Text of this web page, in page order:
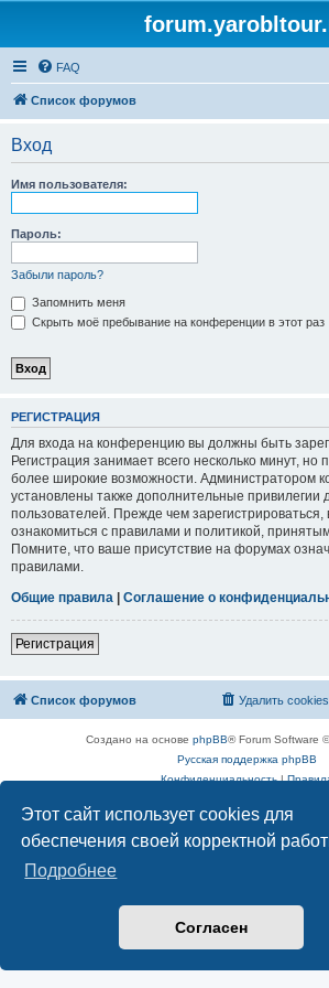
Этот сайт использует cookies для
обеспечения своей корректной
Подробнее
Согласен
FAQ
Список форумов
Вход
Имя пользователя:
Пароль:
Забыли пароль?
Запомнить меня
Скрыть моё пребывание на конференции в этот раз
РЕГИСТРАЦИЯ
Для входа на конференцию вы должны быть
Регистрация занимает всего несколько минут, но
более широкие возможности. Администратором
установлены также дополнительные привилегии
пользователей. Прежде чем зарегистрироваться,
ознакомиться с правилами и политикой,
Помните, что ваше присутствие на форумах
правилами.
Общие правила | Соглашение о
Регистрация
Список форумов Удалить cookies
Создано на основе phpBB® Forum Software
Русская поддержка phpBB
Конфиденциальность|